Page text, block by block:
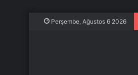
Perşembe, Ağustos 6 2026